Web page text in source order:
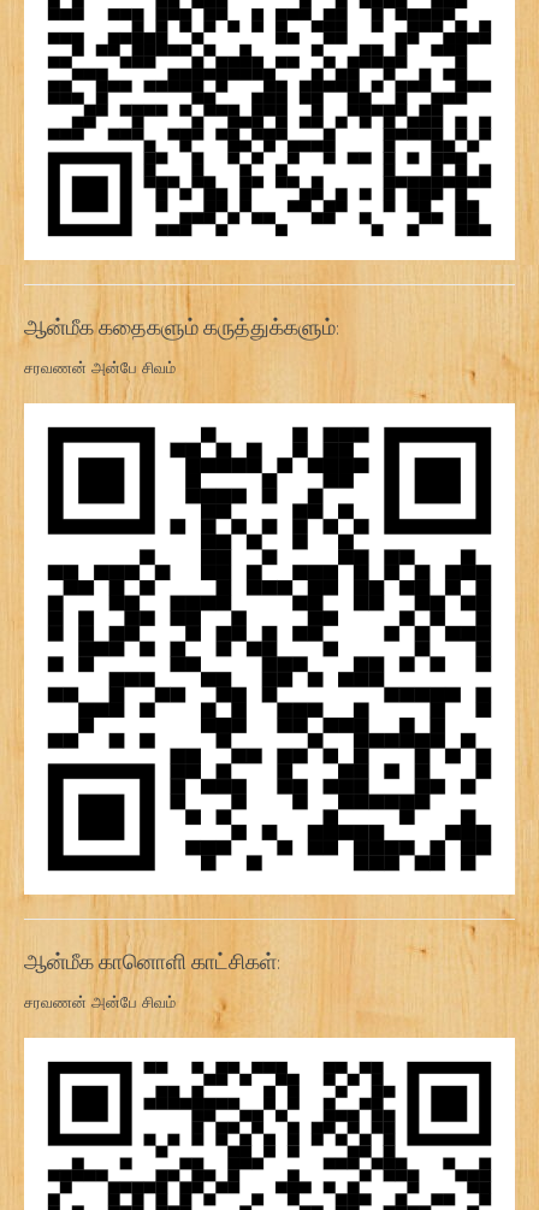
ஆன்மீக கதைகளும் கருத்துக்களும்:
சரவணன் அன்பே சிவம்
ஆன்மீக கானொளி காட்சிகள்:
சரவணன் அன்பே சிவம்